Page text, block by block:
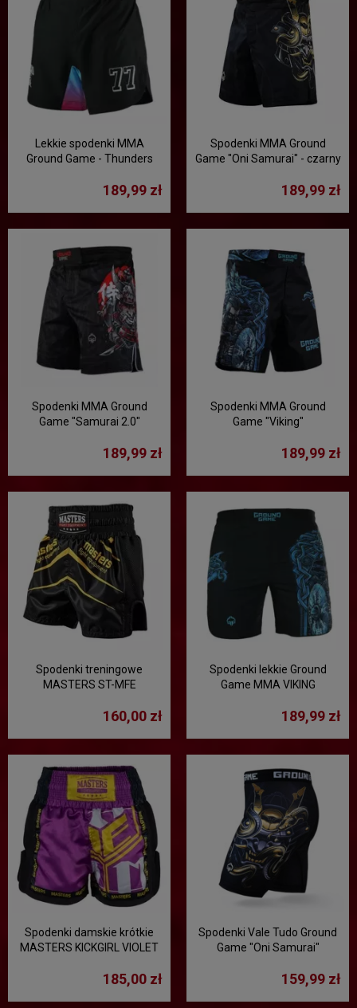
Lekkie spodenki MMA
Ground Game - Thunders
189,99 zł
Spodenki MMA Ground
Game "Oni Samurai" - czarny
189,99 zł
Spodenki MMA Ground
Game "Samurai 2.0"
189,99 zł
Spodenki MMA Ground
Game "Viking"
189,99 zł
Spodenki treningowe
MASTERS ST-MFE
160,00 zł
Spodenki lekkie Ground
Game MMA VIKING
189,99 zł
Spodenki damskie krótkie
MASTERS KICKGIRL VIOLET
185,00 zł
Spodenki Vale Tudo Ground
Game "Oni Samurai"
159,99 zł